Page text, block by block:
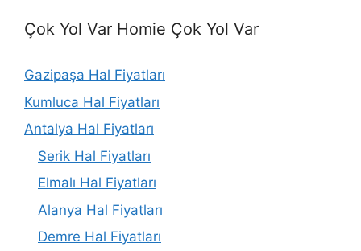
Çok Yol Var Homie Çok Yol Var
Gazipaşa Hal Fiyatları
Kumluca Hal Fiyatları
Antalya Hal Fiyatları
Serik Hal Fiyatları
Elmalı Hal Fiyatları
Alanya Hal Fiyatları
Demre Hal Fiyatları